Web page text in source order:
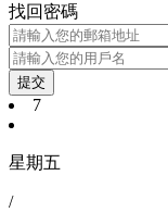
找回密碼
提交
7
星期五
/